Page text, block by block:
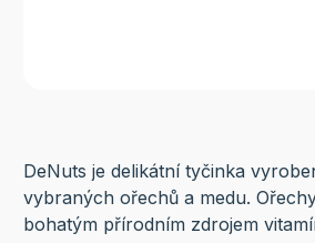
DeNuts je delikátní tyčinka
vybraných ořechů a medu.
bohatým přírodním zdrojem